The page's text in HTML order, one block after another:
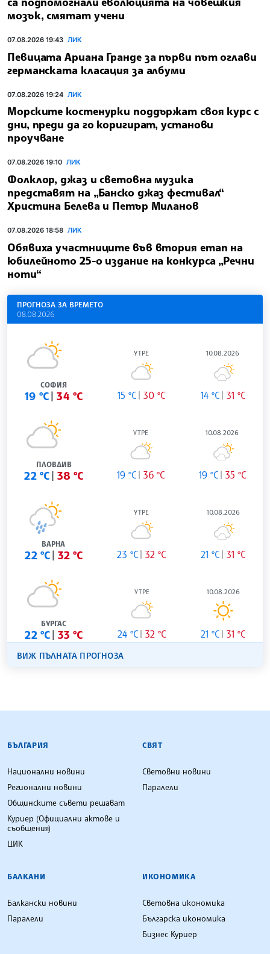
мозък, смятат учени
07.08.2026 19:43 ЛИК
Певицата Ариана Гранде за първи път оглави
германската класация за албуми
07.08.2026 19:24 ЛИК
Морските костенурки поддържат своя курс с
дни, преди да го коригират, установи
проучване
07.08.2026 19:10 ЛИК
Фолклор, джаз и световна музика
представят на „Банско джаз фестивал“
Христина Белева и Петър Миланов
07.08.2026 18:58 ЛИК
Обявиха участниците във втория етап на
юбилейното 25-о издание на конкурса „Речни
ноти“
ПРОГНОЗА ЗА ВРЕМЕТО
08.08.2026
СОФИЯ
19 °C 34 °C
УТРЕ
15 °C 30 °C
10.08.2026
14 °C 31 °C
ПЛОВДИВ
22 °C 38 °C
УТРЕ
19 °C 36 °C
10.08.2026
19 °C 35 °C
ВАРНА
22 °C 32 °C
УТРЕ
23 °C 32 °C
10.08.2026
21 °C 31 °C
БУРГАС
22 °C 33 °C
УТРЕ
24 °C 32 °C
10.08.2026
21 °C 31 °C
ВИЖ ПЪЛНАТА ПРОГНОЗА
БЪЛГАРСКА ТЕЛЕГРАФНА АГЕНЦИЯ
БЪЛГАРИЯ
Национални новини
Регионални новини
Общинските съвети решават
Куриер (Официални актове и
съобщения)
ЦИК
СВЯТ
Световни новини
Паралели
БАЛКАНИ
Балкански новини
Паралели
ИКОНОМИКА
Световна икономика
Българска икономика
Бизнес Куриер